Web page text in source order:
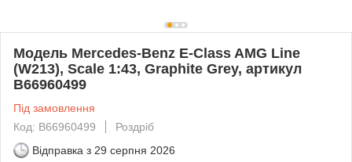
Модель Mercedes-Benz E-Class AMG Line
(W213), Scale 1:43, Graphite Grey, артикул
B66960499
Під замовлення
Код: B66960499
Роздріб
Відправка з 29 серпня 2026